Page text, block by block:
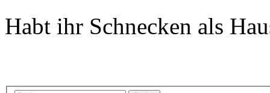
Habt ihr Schnecken als